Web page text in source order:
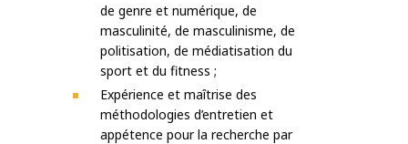
de genre et numérique, de
masculinité, de masculinisme, de
politisation, de médiatisation du
sport et du fitness ;
Expérience et maîtrise des
méthodologies d’entretien et
appétence pour la recherche par